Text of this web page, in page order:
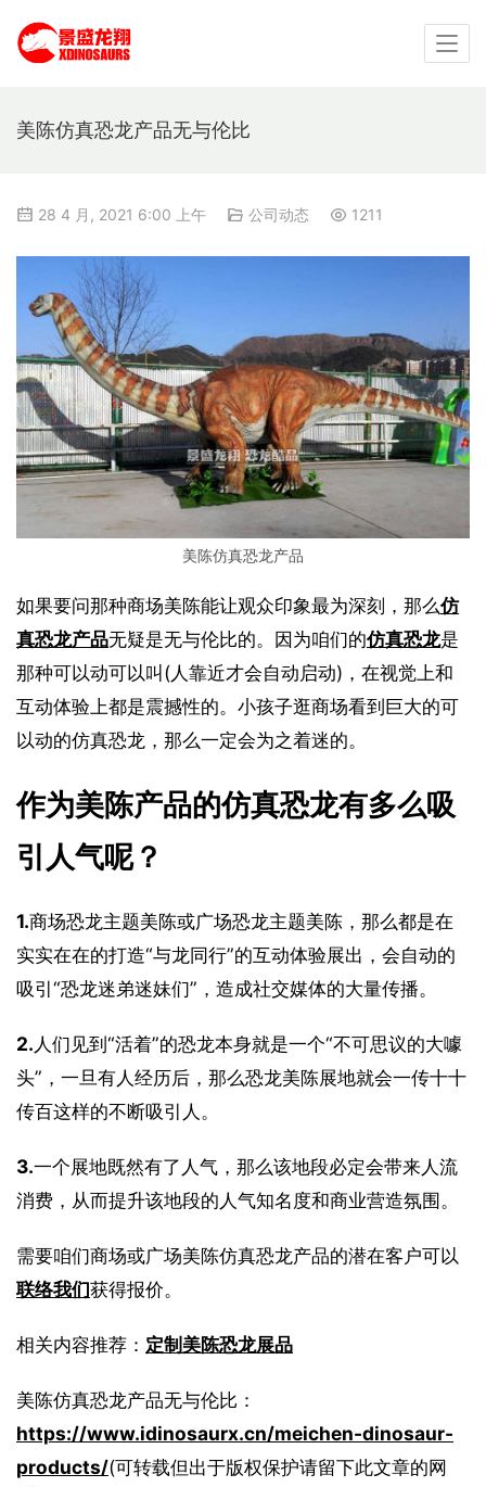
美陈仿真恐龙产品无与伦比
28 4 月, 2021 6:00 上午 公司动态 1211
美陈仿真恐龙产品
如果要问那种商场美陈能让观众印象最为深刻，那么仿
真恐龙产品无疑是无与伦比的。因为咱们的仿真恐龙是
那种可以动可以叫(人靠近才会自动启动)，在视觉上和
互动体验上都是震撼性的。小孩子逛商场看到巨大的可
以动的仿真恐龙，那么一定会为之着迷的。
作为美陈产品的仿真恐龙有多么吸
引人气呢？
1.商场恐龙主题美陈或广场恐龙主题美陈，那么都是在
实实在在的打造“与龙同行”的互动体验展出，会自动的
吸引“恐龙迷弟迷妹们”，造成社交媒体的大量传播。
2. 人们见到“活着”的恐龙本身就是一个“不可思议的大噱
头”，一旦有人经历后，那么恐龙美陈展地就会一传十十
传百这样的不断吸引人。
3.一个展地既然有了人气，那么该地段必定会带来人流
消费，从而提升该地段的人气知名度和商业营造氛围。
需要咱们商场或广场美陈仿真恐龙产品的潜在客户可以
联络我们获得报价。
相关内容推荐： 定制美陈恐龙展品
美陈仿真恐龙产品无与伦比：
https://www.idinosaurx.cn/meichen-dinosaur-
products/(可转载但出于版权保护请留下此文章的网